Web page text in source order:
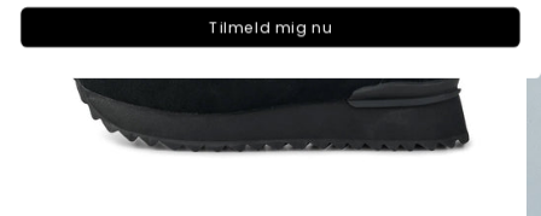
Tilmeld mig nu